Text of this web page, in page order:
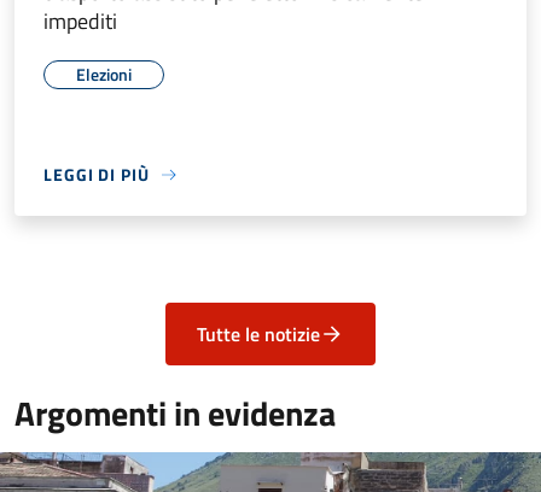
impediti
Elezioni
LEGGI DI PIÙ
Tutte le notizie
Argomenti in evidenza